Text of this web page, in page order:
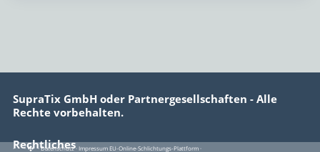
SupraTix GmbH oder Partnergesellschaften - Alle
Rechte vorbehalten.
Rechtliches
· · ·Datenschutz·Impressum EU-Online-Schlichtungs-Plattform·